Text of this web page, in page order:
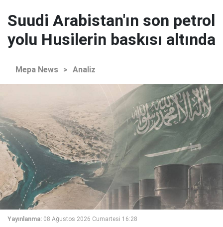
Suudi Arabistan'ın son petrol
yolu Husilerin baskısı altında
Mepa News > Analiz
Yayınlanma: 08 Ağustos 2026 Cumartesi 16:28